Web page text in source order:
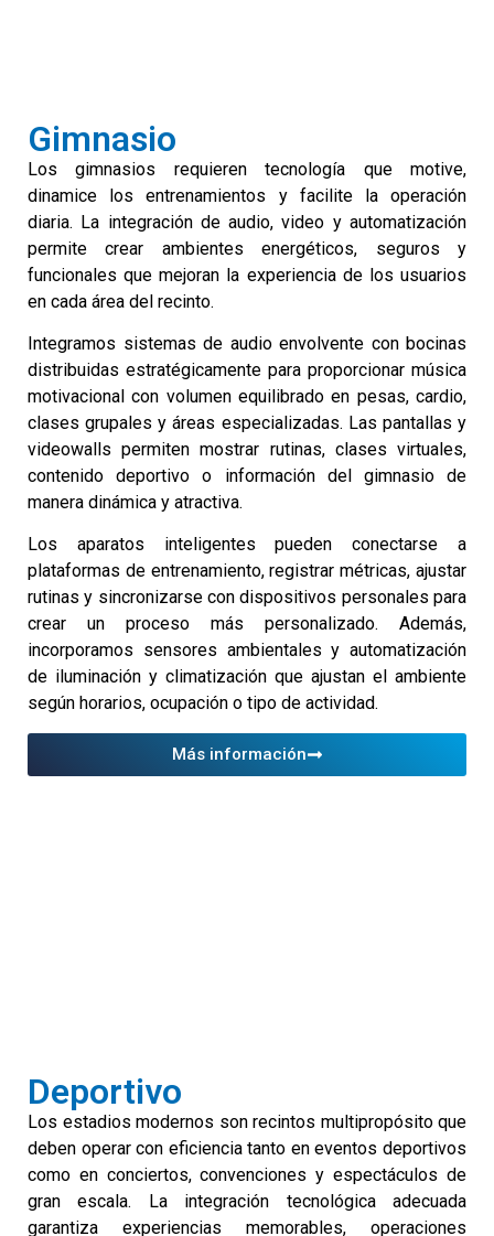
Gimnasio
Los gimnasios requieren tecnología que motive,
dinamice los entrenamientos y facilite la operación
diaria. La integración de audio, video y automatización
permite crear ambientes energéticos, seguros y
funcionales que mejoran la experiencia de los usuarios
en cada área del recinto.
Integramos sistemas de audio envolvente con bocinas
distribuidas estratégicamente para proporcionar música
motivacional con volumen equilibrado en pesas, cardio,
clases grupales y áreas especializadas. Las pantallas y
videowalls permiten mostrar rutinas, clases virtuales,
contenido deportivo o información del gimnasio de
manera dinámica y atractiva.
Los aparatos inteligentes pueden conectarse a
plataformas de entrenamiento, registrar métricas, ajustar
rutinas y sincronizarse con dispositivos personales para
crear un proceso más personalizado. Además,
incorporamos sensores ambientales y automatización
de iluminación y climatización que ajustan el ambiente
según horarios, ocupación o tipo de actividad.
Más información
Deportivo
Los estadios modernos son recintos multipropósito que
deben operar con eficiencia tanto en eventos deportivos
como en conciertos, convenciones y espectáculos de
gran escala. La integración tecnológica adecuada
garantiza experiencias memorables, operaciones